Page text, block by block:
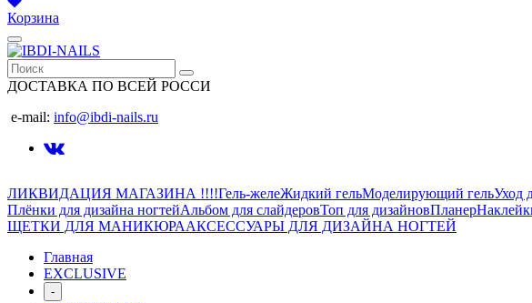
Корзина
ДОСТАВКА ПО ВСЕЙ РОССИ
e-mail: info@ibdi-nails.ru
ЛИКВИДАЦИЯ МАГАЗИНА !!!!Гель-желеЖидкий гельМоделирующий гельУход
Плёнки для дизайна ногтейАльбом для слайдеровТоп для дизайновПланер
ЩЕТКИ ДЛЯ МАНИКЮРААКСЕССУАРЫ ДЛЯ ДИЗАЙНА НОГТЕЙ
Главная
EXCLUSIVE
-